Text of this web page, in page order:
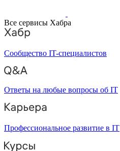
Все сервисы Хабра
Сообщество IT-специалистов
Ответы на любые вопросы об IT
Профессиональное развитие в IT